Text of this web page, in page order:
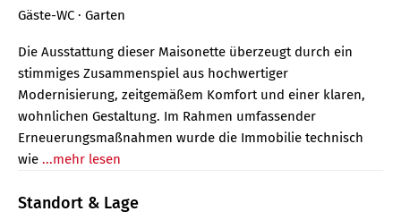
Gäste-WC Garten
Die Ausstattung dieser Maisonette überzeugt durch ein
stimmiges Zusammenspiel aus hochwertiger
Modernisierung, zeitgemäßem Komfort und einer klaren,
wohnlichen Gestaltung. Im Rahmen umfassender
Erneuerungsmaßnahmen wurde die Immobilie technisch
wie ...mehr lesen
Standort & Lage